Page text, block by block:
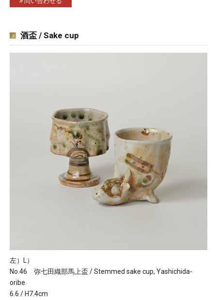
酒盃 / Sake cup
左）L）
No.46 弥七田織部馬上盃 / Stemmed sake cup, Yashichida-
oribe
6.6 / H7.4cm